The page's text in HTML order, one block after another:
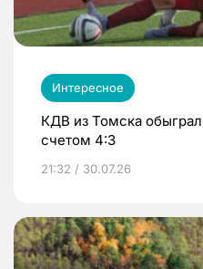
Интересное
КДВ из Томска
счетом 4:3
21:32 / 30.07.26